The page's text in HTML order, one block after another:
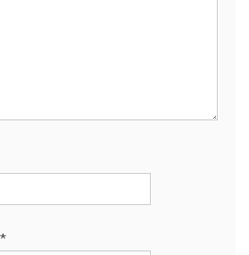
*